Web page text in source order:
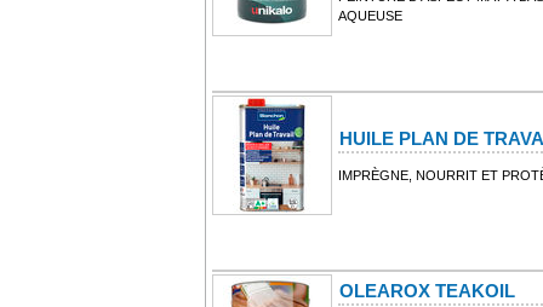
AQUEUSE
HUILE PLAN DE
IMPRÈGNE, NOURRIT ET
OLEAROX TEAKOIL